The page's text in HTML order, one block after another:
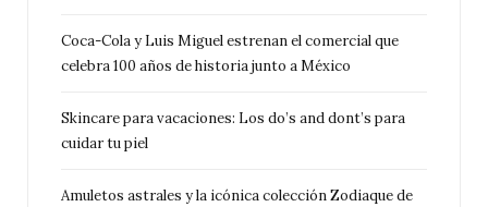
Coca-Cola y Luis Miguel estrenan el comercial que
celebra 100 años de historia junto a México
Skincare para vacaciones: Los do’s and dont’s para
cuidar tu piel
Amuletos astrales y la icónica colección Zodiaque de